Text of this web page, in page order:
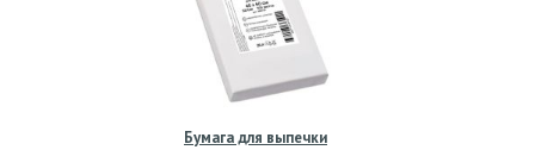
Бумага для выпечки